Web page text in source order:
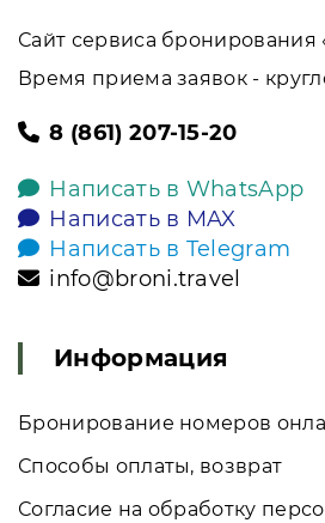
Сайт сервиса бронирования
Время приема заявок -
8 (861) 207-15-20
Написать в WhatsApp
Написать в MAX
Написать в Telegram
info@broni.travel
Информация
Бронирование номеров
Способы оплаты, возврат
Согласие на обработку